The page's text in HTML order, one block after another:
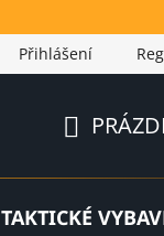
Přihlášení
KOŠÍK
TAKTICKÉ